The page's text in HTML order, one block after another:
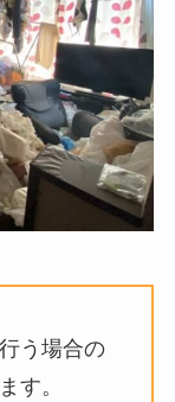
う場合の
す。